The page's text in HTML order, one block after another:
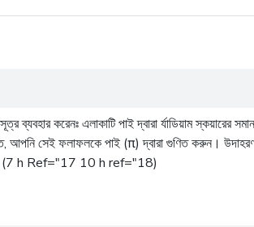
করেনঃ এলাকাটি পাই দ্বারা র্যাডিয়াম স্কয়ারের
আপনি সেই ফলাফলকে পাই (π) দ্বারা গুণিত করুন।
(7 h Ref="17 10 h ref="18)